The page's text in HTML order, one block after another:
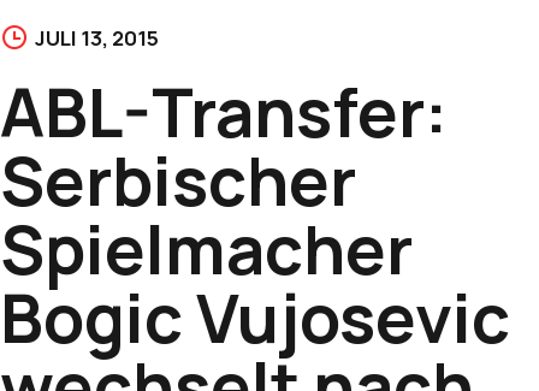
JULI 13, 2015
ABL-Transfer:
Serbischer
Spielmacher
Bogic Vujosevic